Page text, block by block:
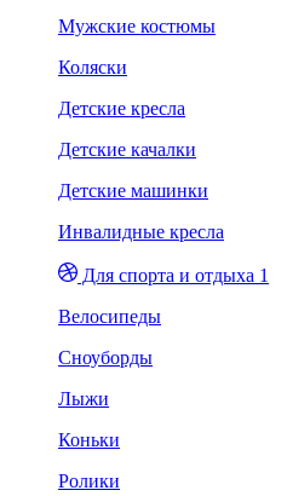
Мужские костюмы
Коляски
Детские кресла
Детские качалки
Детские машинки
Инвалидные кресла
Для спорта и отдыха 1
Велосипеды
Сноуборды
Лыжи
Коньки
Ролики